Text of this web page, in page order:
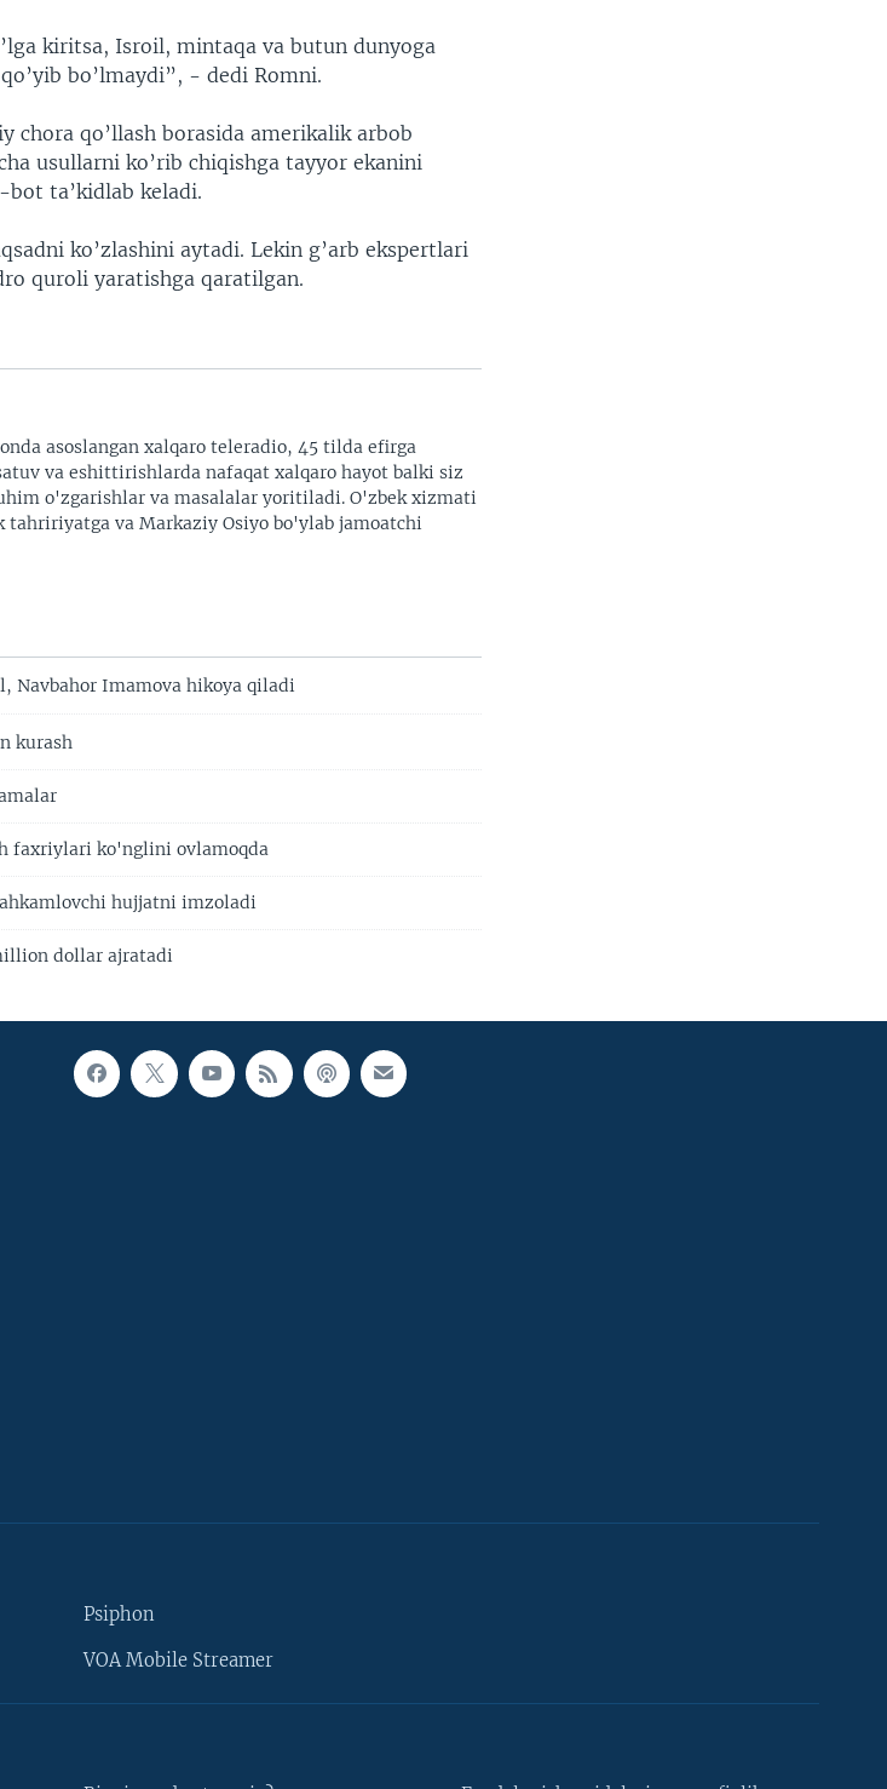
kiritsa, Isroil, mintaqa va butun dunyoga
bo’lmaydi”, - dedi Romni.
chora qo’llash borasida amerikalik arbob
usullarni ko’rib chiqishga tayyor ekanini
ta’kidlab keladi.
ko’zlashini aytadi. Lekin g’arb ekspertlari
quroli yaratishga qaratilgan.
asoslangan xalqaro teleradio, 45 tilda efirga
va eshittirishlarda nafaqat xalqaro hayot balki siz
o'zgarishlar va masalalar yoritiladi. O'zbek xizmati
va Markaziy Osiyo bo'ylab jamoatchi
Navbahor Imamova hikoya qiladi
kurash
faxriylari ko'nglini ovlamoqda
hujjatni imzoladi
dollar ajratadi
Psiphon
VOA Mobile Streamer